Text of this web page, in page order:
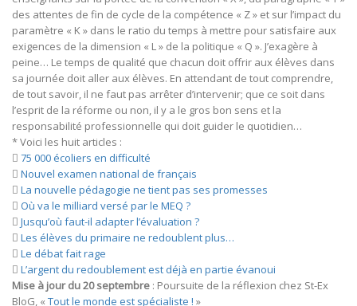
des attentes de fin de cycle de la compétence « Z » et sur l’impact du
paramètre « K » dans le ratio du temps à mettre pour satisfaire aux
exigences de la dimension « L » de la politique « Q ». J’exagère à
peine… Le temps de qualité que chacun doit offrir aux élèves dans
sa journée doit aller aux élèves. En attendant de tout comprendre,
de tout savoir, il ne faut pas arrêter d’intervenir; que ce soit dans
l’esprit de la réforme ou non, il y a le gros bon sens et la
responsabilité professionnelle qui doit guider le quotidien…
* Voici les huit articles :
 75 000 écoliers en difficulté
 Nouvel examen national de français
 La nouvelle pédagogie ne tient pas ses promesses
 Où va le milliard versé par le MEQ ?
 Jusqu’où faut-il adapter l’évaluation ?
 Les élèves du primaire ne redoublent plus…
 Le débat fait rage
 L’argent du redoublement est déjà en partie évanoui
Mise à jour du 20 septembre : Poursuite de la réflexion chez St-Ex
BloG, « Tout le monde est spécialiste ! »